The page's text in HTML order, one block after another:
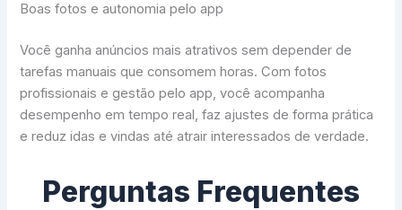
Boas fotos e autonomia pelo app
Você ganha anúncios mais atrativos sem depender de
tarefas manuais que consomem horas. Com fotos
profissionais e gestão pelo app, você acompanha
desempenho em tempo real, faz ajustes de forma prática
e reduz idas e vindas até atrair interessados de verdade.
Perguntas Frequentes